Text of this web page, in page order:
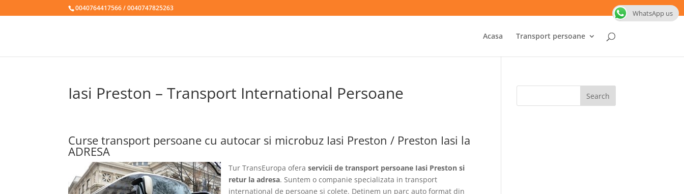
0040764417566 / 0040747825263
Acasa Transport persoane
Iasi Preston – Transport International Persoane
Curse transport persoane cu autocar si microbuz Iasi Preston / Preston Iasi la
ADRESA
Tur TransEuropa oferaservicii de transport persoane Iasi Preston si
retur la adresa. Suntem o companie specializata in transport
international de persoane si colete. Detinem un parc auto format din
WhatsApp us